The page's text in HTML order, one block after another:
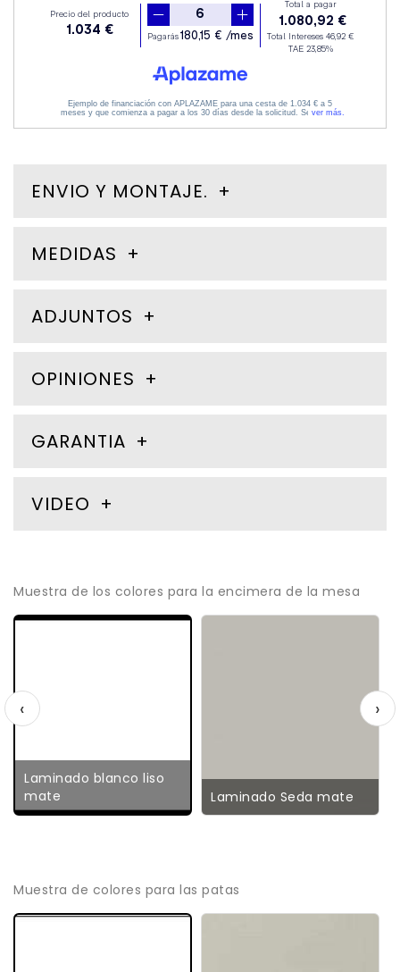
ENVIO Y MONTAJE.
MEDIDAS
ADJUNTOS
OPINIONES
GARANTIA
VIDEO
Muestra de los colores para la encimera de la mesa
Laminado blanco liso
mate
Laminado Seda mate
‹ ›
Muestra de colores para las patas